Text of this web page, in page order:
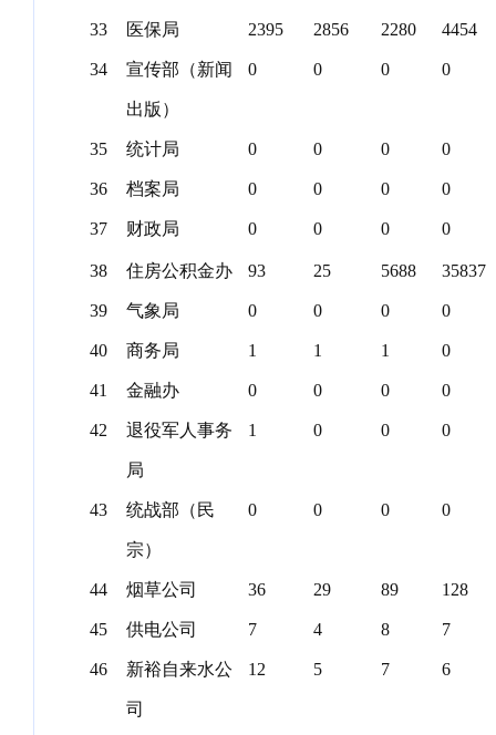
33 医保局 2395 2856 2280 4454
34 宣传部（新闻
出版）
0 0 0 0
35 统计局 0 0 0 0
36 档案局 0 0 0 0
37 财政局 0 0 0 0
38 住房公积金办 93 25 5688 35837
39 气象局 0 0 0 0
40 商务局 1 1 1 0
41 金融办 0 0 0 0
42 退役军人事务
局
1 0 0 0
43 统战部（民
宗）
0 0 0 0
44 烟草公司 36 29 89 128
45 供电公司 7 4 8 7
46 新裕自来水公
司
12 5 7 6